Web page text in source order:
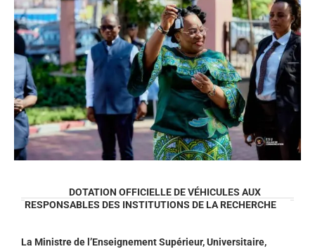
DOTATION OFFICIELLE DE VÉHICULES AUX
RESPONSABLES DES INSTITUTIONS DE LA RECHERCHE
La Ministre de l’Enseignement Supérieur, Universitaire,